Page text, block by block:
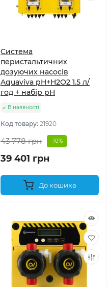
Система
перистальтичних
дозуючих насосів
Aquaviva pH+H2O2 1.5 л/
год + набір pH
В наявності
Код товару: 21920
43 778 грн -10%
39 401 грн
До кошика